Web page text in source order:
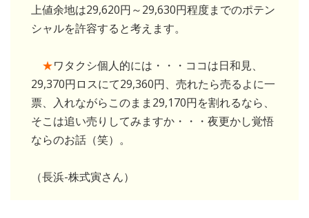
上値余地は29,620円～29,630円程度までのポテン
シャルを許容すると考えます。
★ワタクシ個人的には・・・ココは日和見、
29,370円ロスにて29,360円、売れたら売るよに一
票、入れながらこのまま29,170円を割れるなら、
そこは追い売りしてみますか・・・夜更かし覚悟
ならのお話（笑）。
（長浜-株式寅さん）